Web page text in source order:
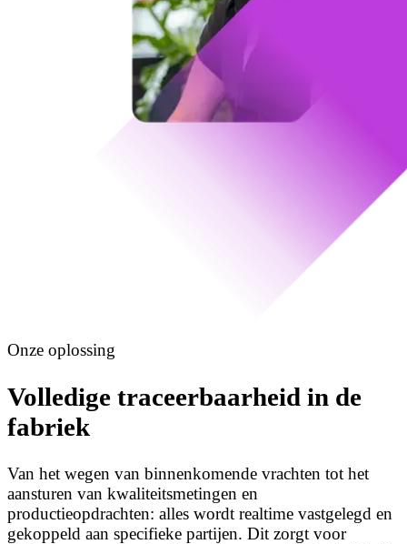
Onze oplossing
Volledige traceerbaarheid in de
fabriek
Van het wegen van binnenkomende vrachten tot het
aansturen van kwaliteitsmetingen en
productieopdrachten: alles wordt realtime vastgelegd en
gekoppeld aan specifieke partijen. Dit zorgt voor